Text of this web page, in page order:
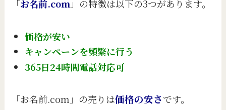
「お名前.com 」の特徴は以下の3つがあります。
価格が安い
キャンペーンを頻繁に行う
365日24時間電話対応可
「お名前.com」の売りは価格の安さです。